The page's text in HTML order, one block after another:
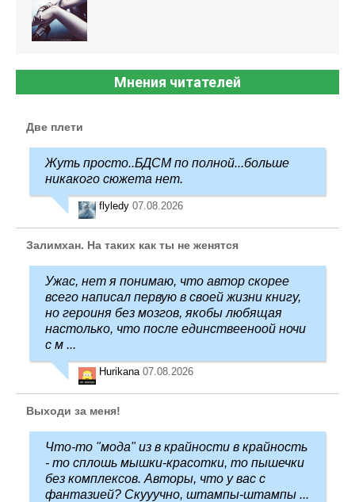
Мнения читателей
Две плети
Жуть просто..БДСМ по полной...больше
никакого сюжета нет.
flyledy 07.08.2026
Залимхан. На таких как ты не женятся
Ужас, нет я понимаю, что автор скорее
всего написал первую в своей жизни книгу,
но героиня без мозгов, якобы любящая
настолько, что после единствееноой ночи
с м ...
Hurikana 07.08.2026
Выходи за меня!
Что-то "мода" из в крайности в крайность
- то сплошь мышки-красотки, то пышечки
без комплексов. Авторы, что у вас с
фантазией? Скууучно, штампы-штампы ...